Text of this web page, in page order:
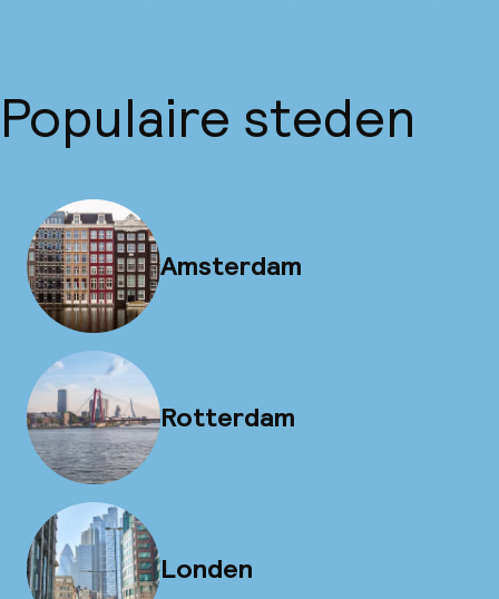
Populaire steden
Amsterdam
Rotterdam
Londen